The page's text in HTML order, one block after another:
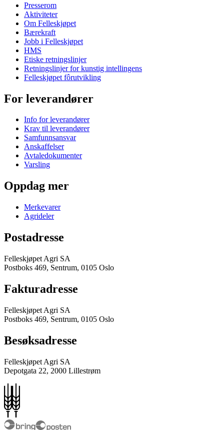
Presserom
Aktiviteter
Om Felleskjøpet
Bærekraft
Jobb i Felleskjøpet
HMS
Etiske retningslinjer
Retningslinjer for kunstig intellingens
Felleskjøpet fôrutvikling
For leverandører
Info for leverandører
Krav til leverandører
Samfunnsansvar
Anskaffelser
Avtaledokumenter
Varsling
Oppdag mer
Merkevarer
Agrideler
Postadresse
Felleskjøpet Agri SA
Postboks 469, Sentrum, 0105 Oslo
Fakturadresse
Felleskjøpet Agri SA
Postboks 469, Sentrum, 0105 Oslo
Besøksadresse
Felleskjøpet Agri SA
Depotgata 22, 2000 Lillestrøm